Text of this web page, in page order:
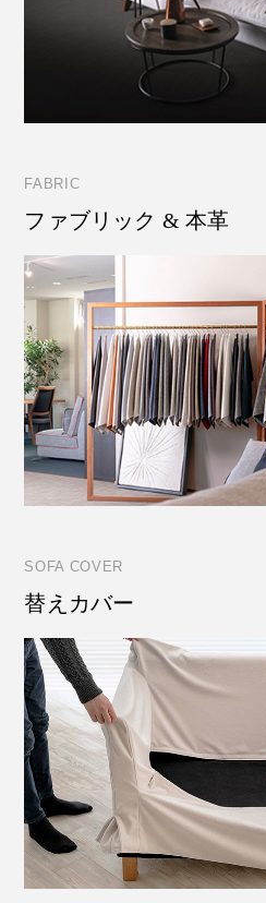
FABRIC
ファブリック & 本革
SOFA COVER
替えカバー